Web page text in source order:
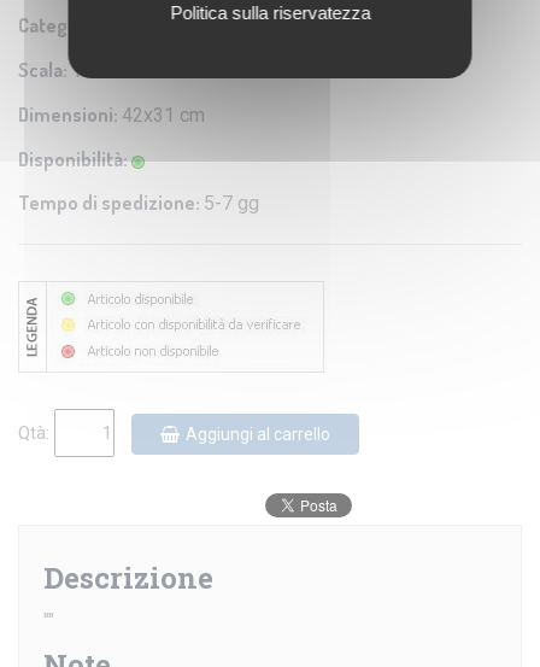
Categoria: Riproduzione di carta antica
Scala:1:25.000
Dimensioni: 42x31 cm
Disponibilità:
Tempo di spedizione: 5-7 gg
Qtà: Aggiungi al carrello
Descrizione
""
Politica sulla riservatezza